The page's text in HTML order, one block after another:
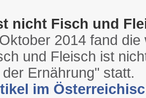
nicht Fisch und
2014 fand
und Fleisch ist
Ernährung" statt.
im